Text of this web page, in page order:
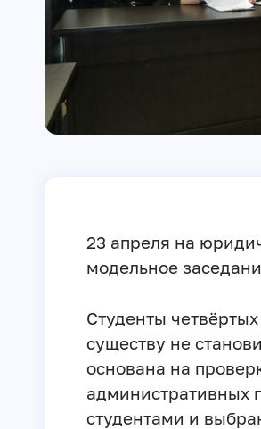
23 апреля на
модельное
Студенты
существу не
основана на
административных
студентами и